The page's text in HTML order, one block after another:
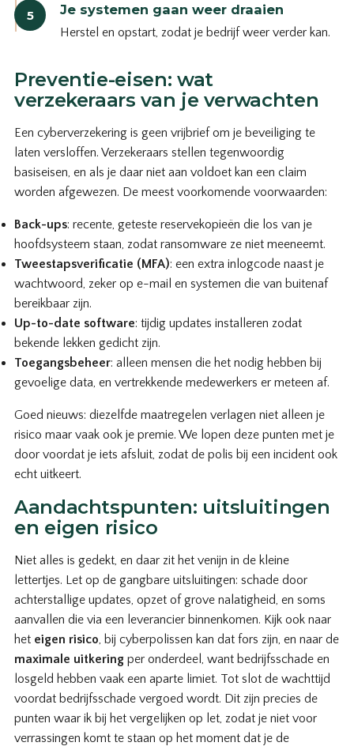
5 Je systemen gaan weer draaien
Herstel en opstart, zodat je bedrijf weer verder kan.
Preventie-eisen: wat
verzekeraars van je verwachten
Een cyberverzekering is geen vrijbrief om je beveiliging te
laten versloffen. Verzekeraars stellen tegenwoordig
basiseisen, en als je daar niet aan voldoet kan een claim
worden afgewezen. De meest voorkomende voorwaarden:
Back-ups: recente, geteste reservekopieën die los van je
hoofdsysteem staan, zodat ransomware ze niet meeneemt.
Tweestapsverificatie (MFA): een extra inlogcode naast je
wachtwoord, zeker op e-mail en systemen die van buitenaf
bereikbaar zijn.
Up-to-date software: tijdig updates installeren zodat
bekende lekken gedicht zijn.
Toegangsbeheer: alleen mensen die het nodig hebben bij
gevoelige data, en vertrekkende medewerkers er meteen af.
Goed nieuws: diezelfde maatregelen verlagen niet alleen je
risico maar vaak ook je premie. We lopen deze punten met je
door voordat je iets afsluit, zodat de polis bij een incident ook
echt uitkeert.
Aandachtspunten: uitsluitingen
en eigen risico
Niet alles is gedekt, en daar zit het venijn in de kleine
lettertjes. Let op de gangbare uitsluitingen: schade door
achterstallige updates, opzet of grove nalatigheid, en soms
aanvallen die via een leverancier binnenkomen. Kijk ook naar
het eigen risico, bij cyberpolissen kan dat fors zijn, en naar de
maximale uitkering per onderdeel, want bedrijfsschade en
losgeld hebben vaak een aparte limiet. Tot slot de wachttijd
voordat bedrijfsschade vergoed wordt. Dit zijn precies de
punten waar ik bij het vergelijken op let, zodat je niet voor
verrassingen komt te staan op het moment dat je de